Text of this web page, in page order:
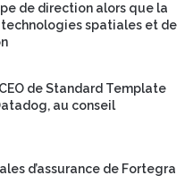
de direction alors que la
spatiales et de
de Standard Template
au conseil
d’assurance de Fortegra